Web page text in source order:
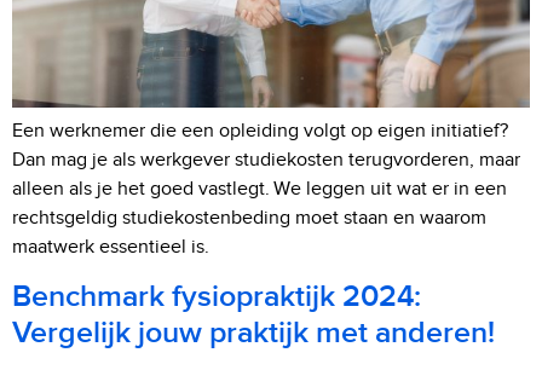
Een werknemer die een opleiding volgt op eigen initiatief?
Dan mag je als werkgever studiekosten terugvorderen, maar
alleen als je het goed vastlegt. We leggen uit wat er in een
rechtsgeldig studiekostenbeding moet staan en waarom
maatwerk essentieel is.
Benchmark fysiopraktijk 2024:
Vergelijk jouw praktijk met anderen!